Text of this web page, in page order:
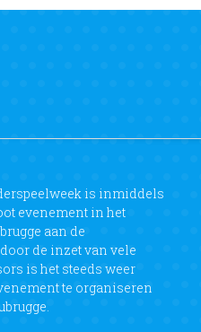
is inmiddels
evenement in het
aan de
de inzet van vele
is het steeds weer
te organiseren